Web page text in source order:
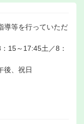
導等を行っていただ
15～17:45土／8：
後、祝日